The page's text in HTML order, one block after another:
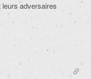
adversaires